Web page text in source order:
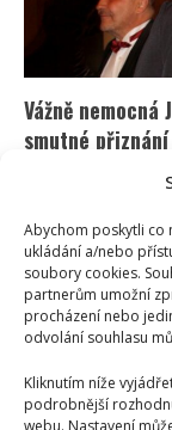
Abychom poskytli co
ukládání a/nebo
soubory cookies.
partnerům umožní
procházení nebo
odvolání souhlasu
Kliknutím níže
podrobnější
webu. Nastavení
Vážně
smutné
Iveta Kohoutová
onkologickým
tuto děsivou
VíceRead
more
nemocná
Jana
Maláčová